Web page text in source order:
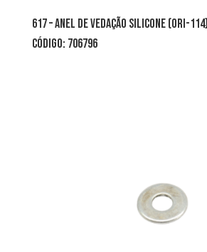
617 – ANEL DE VEDAÇÃO SILICONE (ORI-114)
CÓDIGO: 706796